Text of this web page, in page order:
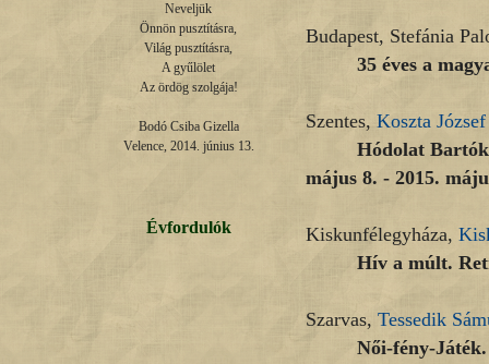
Neveljük
Önnön pusztításra,
Világ pusztításra,
A gyűlölet
Az ördög szolgája!
Bodó Csiba Gizella
Velence, 2014. június 13.
Évfordulók
Budapest, Stefánia
35 éves a
Szentes, Koszta
Hódolat
május 8. - 2015.
Kiskunfélegyháza,
Hív a múlt.
Szarvas, Tessedik
Női-fény-